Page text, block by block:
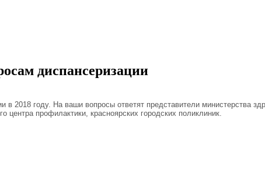
диспансеризации
2018 году. На ваши вопросы ответят представители министерства
профилактики, красноярских городских поликлиник.